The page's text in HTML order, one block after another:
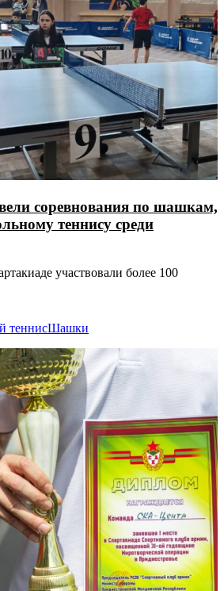
соревнования по шашкам,
теннису среди
участвовали более 100
теннисШашки